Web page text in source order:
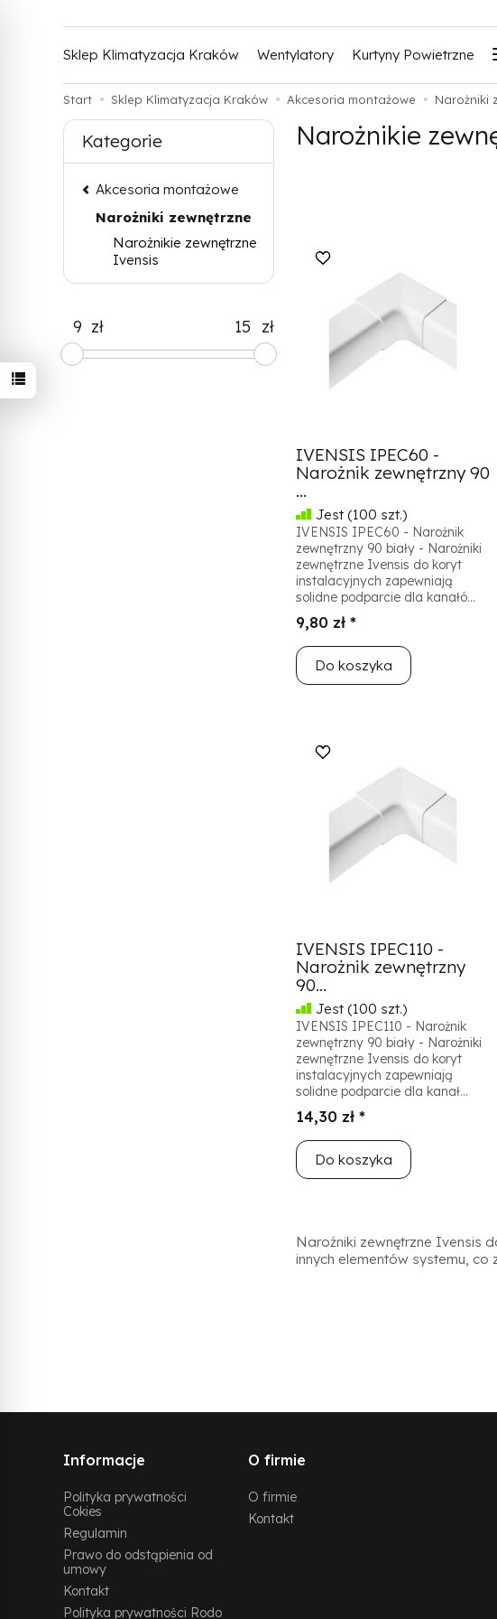
Sklep Klimatyzacja Kraków Wentylatory Kurtyny Powietrzne
Start Sklep Klimatyzacja Kraków Akcesoria montażowe Narożniki
Narożnikie
IVENSIS IPEC60 -
Narożnik zewnętrzny 90
...
Jest(100 szt.)
IVENSIS IPEC60 - Narożnik
zewnętrzny 90 biały - Narożniki
zewnętrzne Ivensis do koryt
instalacyjnych zapewniają
solidne podparcie dla kanałó...
9,80 zł *
Do koszyka
IVENSIS IPEC110 -
Narożnik zewnętrzny
90...
Jest(100 szt.)
IVENSIS IPEC110 - Narożnik
zewnętrzny 90 biały - Narożniki
zewnętrzne Ivensis do koryt
instalacyjnych zapewniają
solidne podparcie dla kanał...
14,30 zł *
Do koszyka
Narożniki zewnętrzne Ivensis
innych elementów systemu, co
Kategorie
Akcesoria montażowe
Narożniki zewnętrzne
Narożnikie zewnętrzne
Ivensis
zł zł
Informacje
Polityka prywatności
Cokies
Regulamin
Prawo do odstąpienia od
umowy
Kontakt
Polityka prywatności Rodo
O firmie
O firmie
Kontakt